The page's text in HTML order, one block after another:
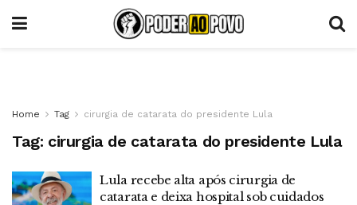
Home Tag cirurgia de catarata do presidente Lula
Tag: cirurgia de catarata do presidente Lula
Lula recebe alta após cirurgia de
catarata e deixa hospital sob cuidados